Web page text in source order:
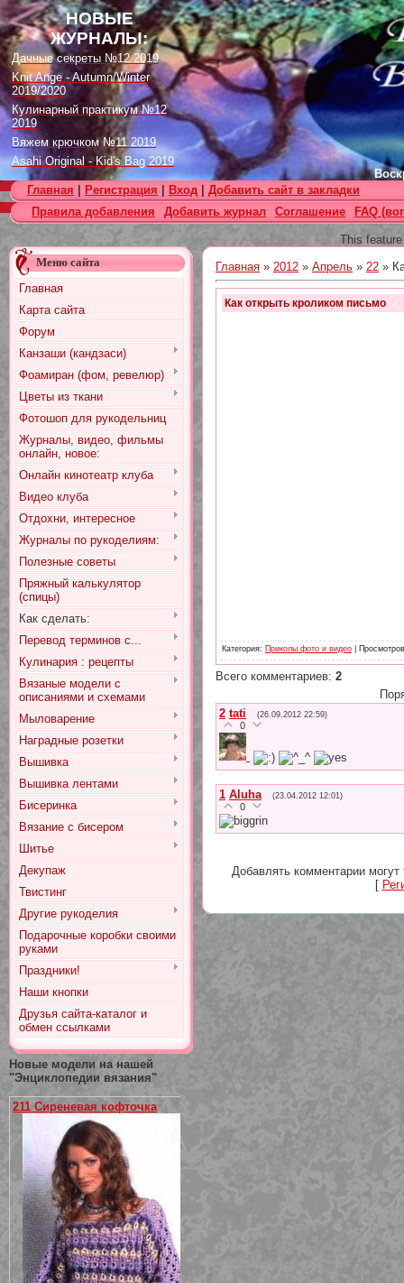
НОВЫЕ
ЖУРНАЛЫ:
Дачные секреты №12 2019
Knit Ange - Autumn/Winter
2019/2020
Кулинарный практикум №12
2019
Вяжем крючком №11 2019
Asahi Original - Kid's Bag 2019
Цветок. Спецвыпуск №4 2019
Designs in Machine Embroidery
№116 2019
Burda Örgü dergisi №2 2019
Loopy Mango Knitting: 34
Fashionable Pieces You Can
Make in a Day
Craft Stamper - January 2020
Главная
Регистрация Вход
Добавить сайт в закладки
Правила добавления
Добавить журнал Соглашение FAQ
This
Меню сайта
Главная
Карта сайта
Форум
Канзаши (кандзаси)
Фоамиран (фом, ревелюр)
Цветы из ткани
Фотошоп для рукодельниц
Журналы, видео, фильмы
онлайн, новое:
Онлайн кинотеатр клуба
Видео клуба
Отдохни, интересное
Журналы по рукоделиям:
Полезные советы
Пряжный калькулятор
(спицы)
Как сделать:
Перевод терминов с...
Кулинария : рецепты
Вязаные модели с
описаниями и схемами
Мыловарение
Наградные розетки
Вышивка
Вышивка лентами
Бисеринка
Вязание с бисером
Шитье
Декупаж
Твистинг
Другие рукоделия
Подарочные коробки своими
руками
Праздники!
Наши кнопки
Друзья сайта-каталог и
обмен ссылками
Новые модели на нашей
"Энциклопедии вязания"
211 Сиреневая кофточка
Главная » 2012 » Апрель » 22 »
Как открыть кроликом письмо
Категория: Приколы фото и видео Просмотров
Всего комментариев: 2
2 tati (26.09.2012 22:59)
0
1 Aluha (23.04.2012 12:01)
0
Добавлять комментарии могут
[